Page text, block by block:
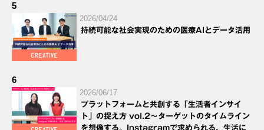
5
2026/04/24
持続可能な社会実現のための医療AIとデータ活用
6
2026/06/17
プラットフォームと共創する「生活者インサイ
ト」の捉え方 vol.2～ターゲットのタイムライン
を想像する。Instagramで求められる、生活に